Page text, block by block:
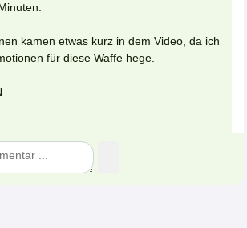
kamen etwas kurz in dem Video, da ich
für diese Waffe hege.